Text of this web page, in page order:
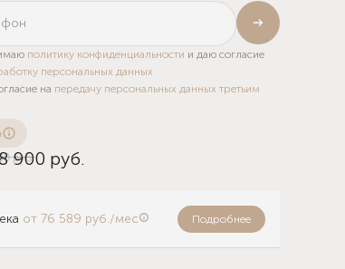
политику конфиденциальности и даю согласие
персональных данных
на передачу персональных данных третьим
руб.
900 руб.
от 76 589 руб./мес Подробнее